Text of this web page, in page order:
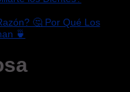
🤔 Por Qué Los
🍵